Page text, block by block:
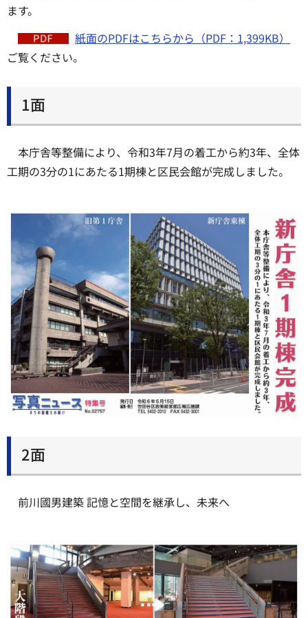
ます。
紙面のPDFはこちらから（PDF：1,399KB）
ご覧ください。
1面
本庁舎等整備により、令和3年7月の着工から約3年、全体
工期の3分の1にあたる1期棟と区民会館が完成しました。
2面
前川國男建築 記憶と空間を継承し、未来へ